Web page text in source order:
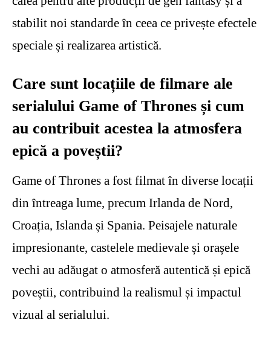
stabilit noi standarde în ceea ce privește efectele
speciale și realizarea artistică.
Care sunt locațiile de filmare ale
serialului Game of Thrones și cum
au contribuit acestea la atmosfera
epică a poveștii?
Game of Thrones a fost filmat în diverse locații
din întreaga lume, precum Irlanda de Nord,
Croația, Islanda și Spania. Peisajele naturale
impresionante, castelele medievale și orașele
vechi au adăugat o atmosferă autentică și epică
poveștii, contribuind la realismul și impactul
vizual al serialului.